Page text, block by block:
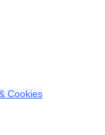
Cookies